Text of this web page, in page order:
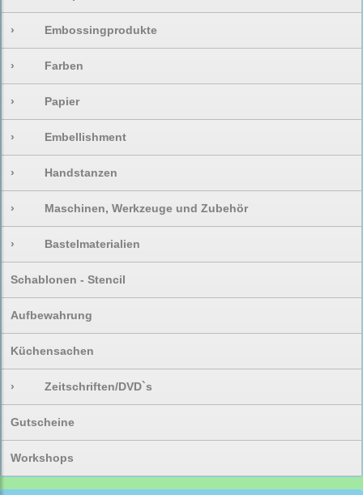
› Embossingprodukte
› Farben
› Papier
› Embellishment
› Handstanzen
› Maschinen, Werkzeuge und Zubehör
› Bastelmaterialien
Schablonen - Stencil
Aufbewahrung
Küchensachen
› Zeitschriften/DVD`s
Gutscheine
Workshops